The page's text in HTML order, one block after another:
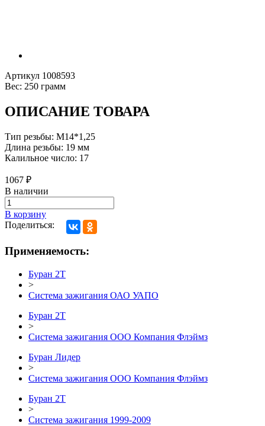
Артикул 1008593
Вес: 250 грамм
ОПИСАНИЕ ТОВАРА
Тип резьбы: М14*1,25
Длина резьбы: 19 мм
Калильное число: 17
1067 ₽
В наличии
В корзину
Поделиться:
Применяемость:
Буран 2Т
>
Система зажигания ОАО УАПО
Буран 2Т
>
Система зажигания ООО Компания Флэймз
Буран Лидер
>
Система зажигания ООО Компания Флэймз
Буран 2Т
>
Система зажигания 1999-2009